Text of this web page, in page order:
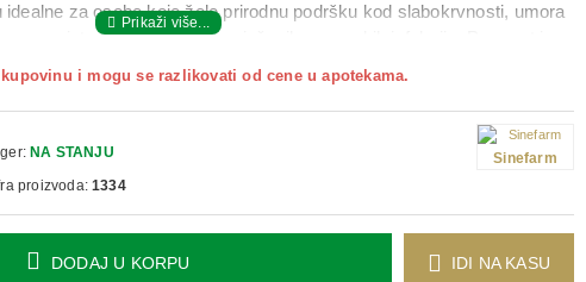
idealne za osobe koje žele prirodnu podršku kod slabokrvnosti, umora
sistema u periodima pojačanih sezonskih infekcija. Preparat je
uključivanje u rutinu.
dnevno
, razblaženo u malo vode ili drugog napitka, pre obroka ili
i mogu se razlikovati od cene u apotekama.
NA STANJU
proizvoda: 1334
Sinefarm
DODAJ U KORPU IDI NA KASU